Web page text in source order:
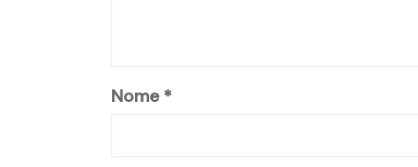
Nome*